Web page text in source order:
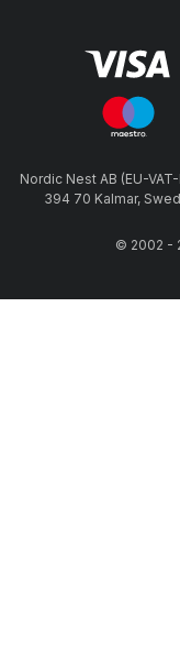
Nordic Nest AB (EU-
394 70 Kalmar,
© 2002 -